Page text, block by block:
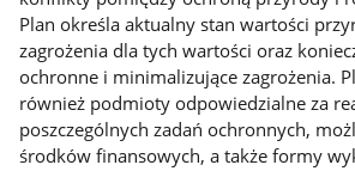
Plan określa aktualny stan wartości
zagrożenia dla tych wartości oraz
ochronne i minimalizujące zagrożenia.
również podmioty odpowiedzialne za
poszczególnych zadań ochronnych,
środków finansowych, a także formy